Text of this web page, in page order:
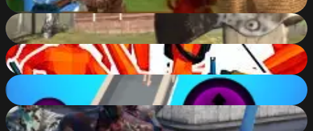
81
%
Survive In The Forest
86%
Funny Shooter - Destroy All Enemys
89%
Tsunami Escape
71
Zombie Destroyer: Facility escape